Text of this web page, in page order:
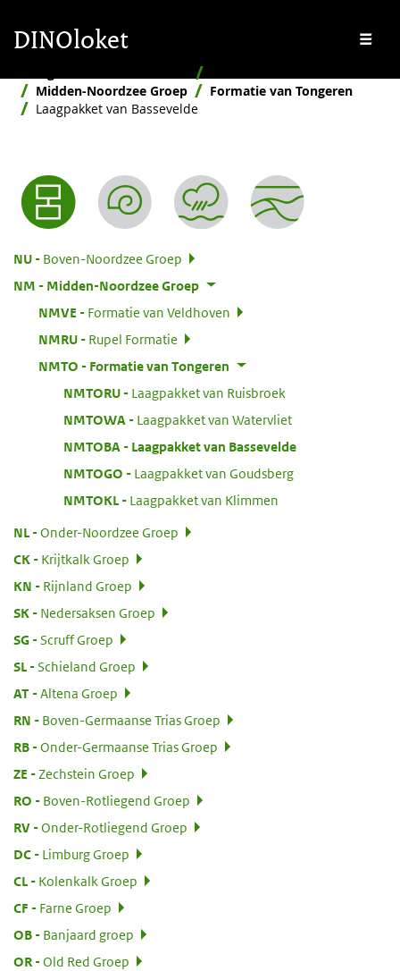
DINOloket
Midden-Noordzee Groep
Formatie van Tongeren
Laagpakket van Bassevelde
Nomenclator menu
NU:
Boven-Noordzee Groep
NM
Midden-Noordzee Groep
NMVE
Formatie van Veldhoven
NMRU:
Rupel Formatie
NMTO
Formatie van Tongeren
NMTORU:
Laagpakket van Ruisbroek
NMTOWA
Laagpakket van Watervliet
NMTOBA
Laagpakket van Bassevelde
NMTOGO
Laagpakket van Goudsberg
NMTOKL
Laagpakket van Klimmen
NL
Onder-Noordzee Groep
CK:
Krijtkalk Groep
KN
Rijnland Groep
SK:
Nedersaksen Groep
SG:
Scruff Groep
SL
Schieland Groep
AT:
Altena Groep
RN
Boven-Germaanse Trias Groep
RB:
Onder-Germaanse Trias Groep
ZE
Zechstein Groep
RO
Boven-Rotliegend Groep
RV:
Onder-Rotliegend Groep
DC:
Limburg Groep
CL
Kolenkalk Groep
CF
Farne Groep
OB:
Banjaard groep
OR:
Old Red Groep